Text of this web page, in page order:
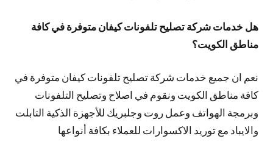
هل خدمات شركة تصليح تلفونات كيفان متوفرة في كافة
مناطق الكويت؟
نعم ان جميع خدمات شركة تصليح تلفونات كيفان متوفرة في
كافة مناطق الكويت ونقوم في اصلاح وتصليح التلفونات
وبرمجة الهواتف وعمل روت وجلبريك للأجهزة الذكية التابلت
والايباد مع توريد الاكسوارات للعملاء بكافة أنواعها